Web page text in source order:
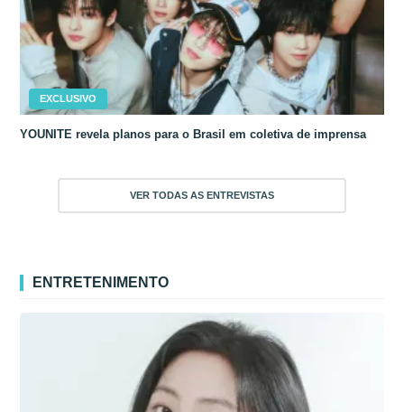
EXCLUSIVO
YOUNITE revela planos para o Brasil em coletiva de imprensa
VER TODAS AS ENTREVISTAS
ENTRETENIMENTO